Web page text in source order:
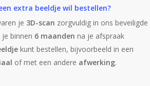
extra beeldje wil bestellen?
je 3D-scan zorgvuldig in ons beveiligde
binnen 6 maanden na je afspraak
kunt bestellen, bijvoorbeeld in een
of met een andere afwerking.